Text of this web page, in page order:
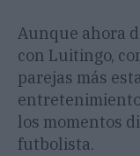
Aunque ahora
con Luitingo,
parejas más
los momentos
futbolista.